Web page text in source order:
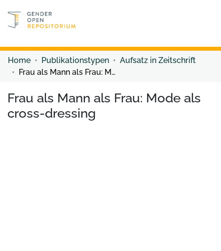
Discover content
Home Publikationstypen
Aufsatz in Zeitschrift
Frau als Mann als Frau: Mode als cross-dressing
Frau als Mann als Frau: Mode als
cross-dressing